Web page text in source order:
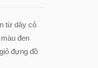
từ dây cỏ
đen
đựng đồ